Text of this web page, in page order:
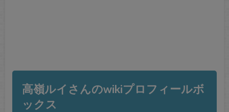
高嶺ルイさんのwikiプロフィールボ
ックス